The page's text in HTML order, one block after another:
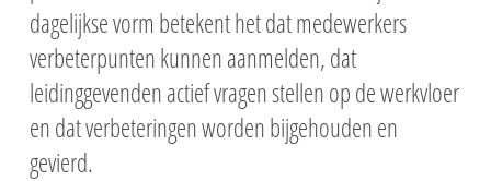
dagelijkse vorm betekent het dat medewerkers
verbeterpunten kunnen aanmelden, dat
leidinggevenden actief vragen stellen op de werkvloer
en dat verbeteringen worden bijgehouden en
gevierd.